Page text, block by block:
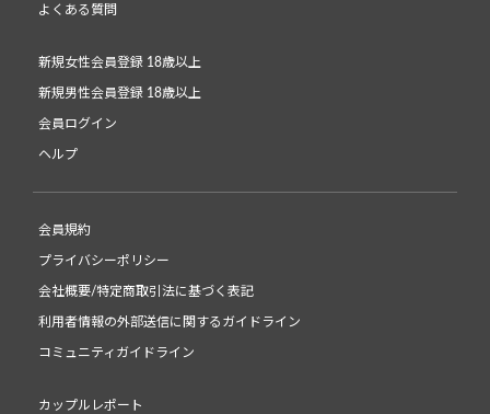
よくある質問
新規女性会員登録 18歳以上
新規男性会員登録 18歳以上
会員ログイン
ヘルプ
会員規約
プライバシーポリシー
会社概要/特定商取引法に基づく表記
利用者情報の外部送信に関するガイドライン
コミュニティガイドライン
カップルレポート